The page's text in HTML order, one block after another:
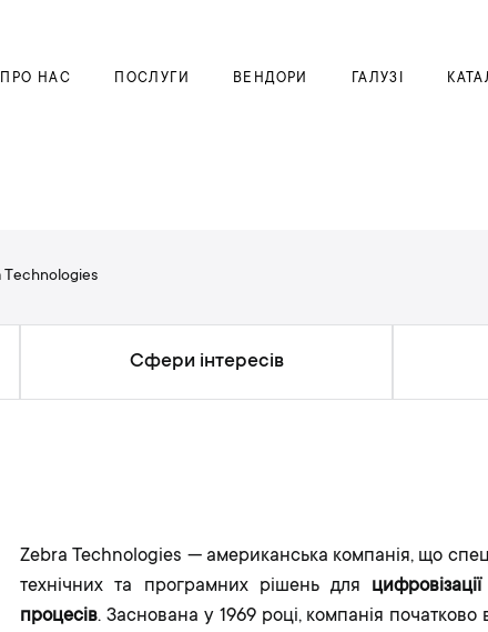
ПРО НАС ПОСЛУГИ ВЕНДОРИ ГАЛУЗІ
Сфери інтересів
Zebra Technologies — американська компанія, що
технічних та програмних рішень для
процесів. Заснована у 1969 році, компанія